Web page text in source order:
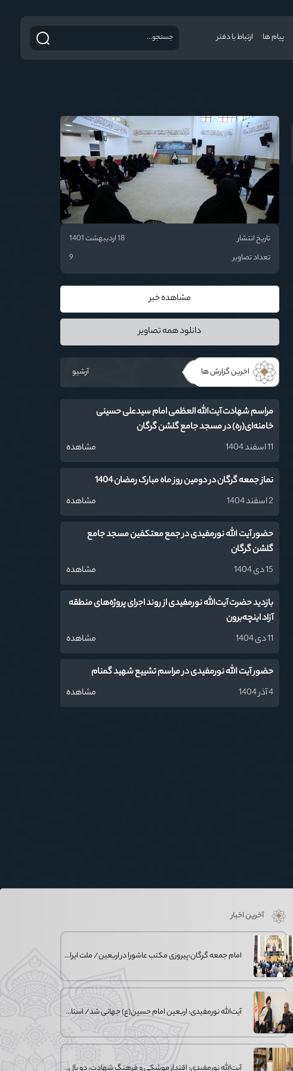
پیام ها ارتباط با دفتر
تاریخ انتشار
18 اردیبهشت 1401
تعداد تصاویر
9
مشاهده خبر
دانلود همه تصاویر
اخرین گزارش ها آرشیو
مراسم شهادت آیت‌‌الله العظمی امام سیدعلی حسینی
خامنه‌ای(ره) در مسجد جامع گلشن گرگان
11 اسفند 1404
مشاهده
نماز جمعه گرگان در دومین روز ماه مبارک رمضان 1404
2 اسفند 1404
مشاهده
حضور آیت الله نورمفیدی در جمع معتکفین مسجد جامع
گلشن گرگان
15 دی 1404
مشاهده
بازدید حضرت آیت‌الله نورمفیدی از روند اجرای پروژه‌های منطقه
آزاد اینچه‌برون
11 دی 1404
مشاهده
حضور آیت الله نورمفیدی در مراسم تشییع شهید گمنام
4 آذر 1404
مشاهده
آخرین اخبار
امام جمعه گرگان:پیروزی مکتب عاشورا در اربعین/ ملت ایران در برابر استکبار
آیت‌الله نورمفیدی: اربعین امام حسین(ع) جهانی شد/ استان گلستان الگوی
آیت‌الله نورمفیدی: اقتدار موشکی و فرهنگ شهادت، دو بال ماندگاری انقلاب / از